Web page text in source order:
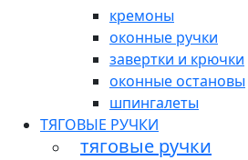
кремоны
оконные ручки
завертки и крючки
оконные остановы
шпингалеты
ТЯГОВЫЕ РУЧКИ
тяговые ручки